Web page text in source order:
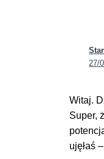
27/
Witaj.
Super,
ujęłaś